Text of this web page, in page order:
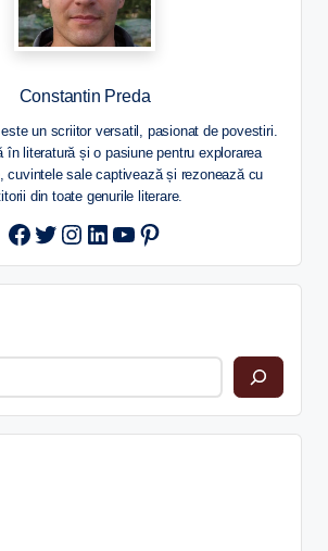
Constantin Preda
un scriitor versatil, pasionat de povestiri.
în literatură și o pasiune pentru explorarea
cuvintele sale captivează și rezonează cu
din toate genurile literare.
Twitter
Instagram
LinkedIn
YouTube
Pinterest